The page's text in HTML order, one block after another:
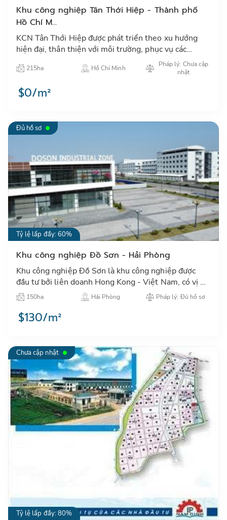
Khu công nghiệp Tân Thới Hiệp - Thành phố
Hồ Chí M...
KCN Tân Thới Hiệp được phát triển theo xu hướng
hiện đại, thân thiện với môi trường, phục vụ các
ngành công nghiệp nhẹ, điện tử và các ngành công
nghệ cao có li…
215ha Hồ Chí Minh
Pháp lý: Chưa cập
nhật
$0/m²
Đủ hồ sơ
Tỷ lệ lấp đầy: 60%
Khu công nghiệp Đồ Sơn - Hải Phòng
Khu công nghiệp Đồ Sơn là khu công nghiệp được
đầu tư bởi liên doanh Hong Kong - Việt Nam, có vị trí
thuộc quận Đồ Sơn thành phố Hải Phòng…
150ha Hải Phòng Pháp lý: Đủ hồ sơ
$130/m²
Chưa cập nhật
Tỷ lệ lấp đầy: 80%